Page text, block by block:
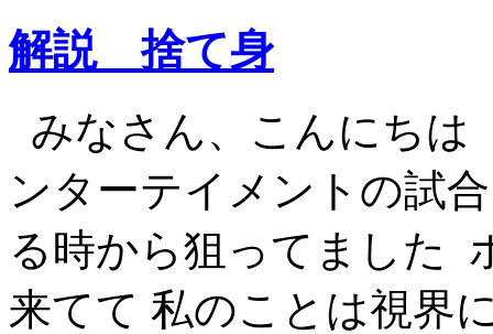
解説 捨て身
みなさん、こんにち
ンターテイメントの試
る時から狙ってました
来てて 私のことは視界